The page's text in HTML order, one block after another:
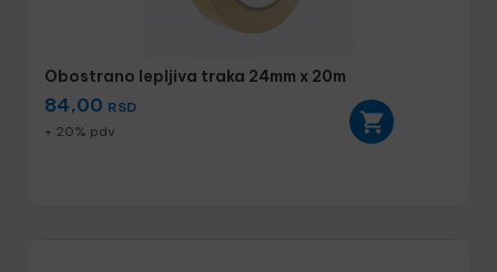
Obostrano lepljiva traka 24mm x 20m
84,00 RSD
+ 20% pdv